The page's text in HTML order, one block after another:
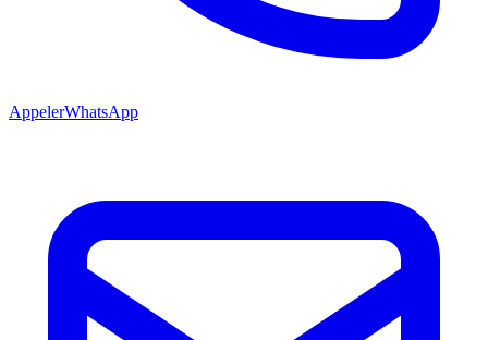
AppelerWhatsApp